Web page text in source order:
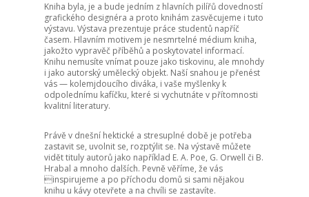
Kniha byla, je a bude jedním z hlavních pilířů dovedností
grafického designéra a proto knihám zasvěcujeme i tuto
výstavu. Výstava prezentuje práce studentů napříč
časem. Hlavním motivem je nesmrtelné médium kniha,
jakožto vypravěč příběhů a poskytovatel informací.
Knihu nemusíte vnímat pouze jako tiskovinu, ale mnohdy
i jako autorský umělecký objekt. Naší snahou je přenést
vás — kolemjdoucího diváka, i vaše myšlenky k
odpolednímu kafíčku, které si vychutnáte v přítomnosti
kvalitní literatury.
Právě v dnešní hektické a stresuplné době je potřeba
zastavit se, uvolnit se, rozptýlit se. Na výstavě můžete
vidět tituly autorů jako například E. A. Poe, G. Orwell či B.
Hrabal a mnoho dalších. Pevně věříme, že vás
inspirujeme a po příchodu domů si sami nějakou
knihu u kávy otevřete a na chvíli se zastavíte.